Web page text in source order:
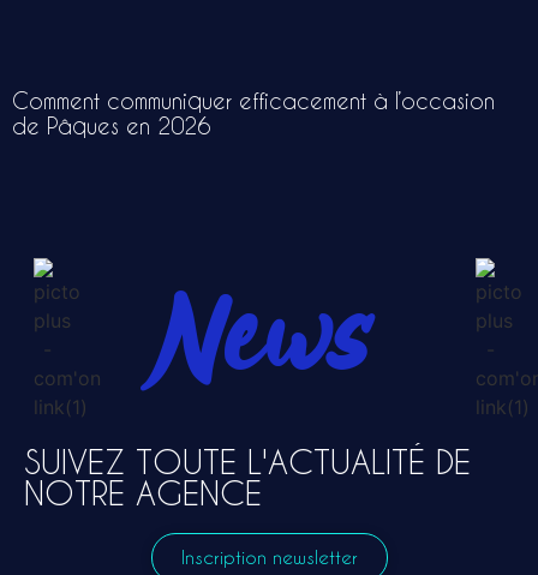
Comment communiquer efficacement à l’occasion
de Pâques en 2026
News
SUIVEZ TOUTE L'ACTUALITÉ DE
NOTRE AGENCE
Inscription newsletter